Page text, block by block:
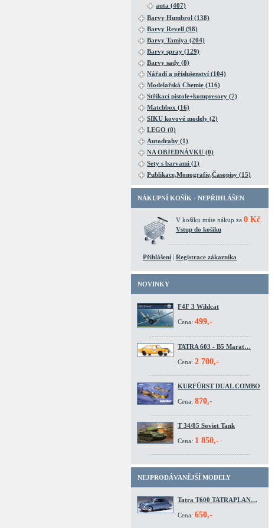
auta (407)
Barvy Humbrol (138)
Barvy Revell (98)
Barvy Tamiya (204)
Barvy spray (129)
Barvy sady (8)
Nářadí a příslušenství (104)
Modelařská Chemie (116)
Stříkací pistole+kompresory (7)
Matchbox (16)
SIKU kovové modely (2)
LEGO (0)
Autodrahy (1)
NA OBJEDNÁVKU (0)
Sety s barvami (1)
Publikace,Monografie,Časopisy (15)
NÁKUPNÍ KOŠÍK - NEPŘIHLÁŠEN
V košíku máte nákup za 0 Kč
Vstup do košíku
Přihlášení | Registrace zákazníka
NOVINKY
F4F 3 Wildcat
Cena: 499,-
TATRA 603 - B5 Marat…
Cena: 2 700,-
KURFÜRST DUAL COMBO
Cena: 870,-
T 34/85 Soviet Tank
Cena: 1 850,-
NEJPRODÁVANĚJŠÍ MODELY
Tatra T600 TATRAPLAN…
Cena: 650,-